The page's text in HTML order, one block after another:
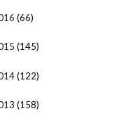
(66)
(145)
(122)
(158)